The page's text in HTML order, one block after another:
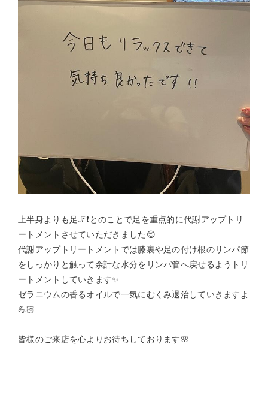
上半身よりも足🦵❗️とのことで足を重点的に代謝アップトリ
ートメントさせていただきました😊
代謝アップトリートメントでは膝裏や足の付け根のリンパ節
をしっかりと触って余計な水分をリンパ管へ戻せるようトリ
ートメントしていきます✨
ゼラニウムの香るオイルで一気にむくみ退治していきますよ
💪🏻
皆様のご来店を心よりお待ちしております🌸